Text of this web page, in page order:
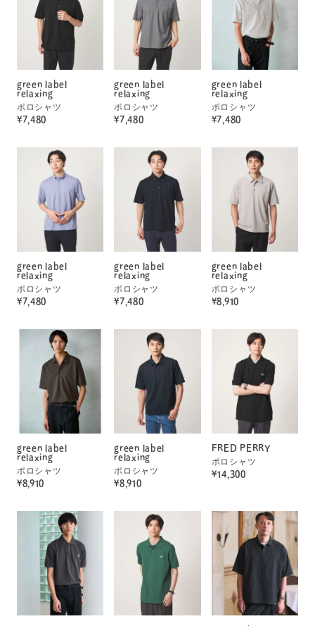
green label
relaxing
ポロシャツ
¥7,480
green label
relaxing
ポロシャツ
¥7,480
green label
relaxing
ポロシャツ
¥7,480
green label
relaxing
ポロシャツ
¥7,480
green label
relaxing
ポロシャツ
¥7,480
green label
relaxing
ポロシャツ
¥8,910
green label
relaxing
ポロシャツ
¥8,910
green label
relaxing
ポロシャツ
¥8,910
FRED PERRY
ポロシャツ
¥14,300